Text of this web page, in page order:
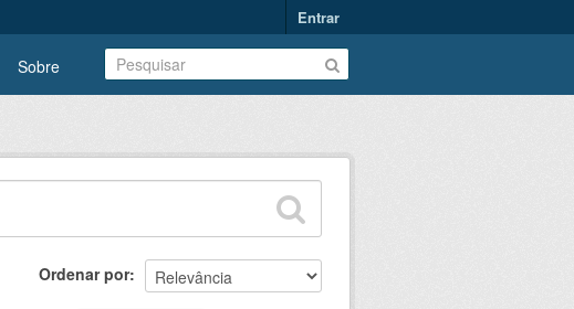
Entrar
Sobre
Ordenar por